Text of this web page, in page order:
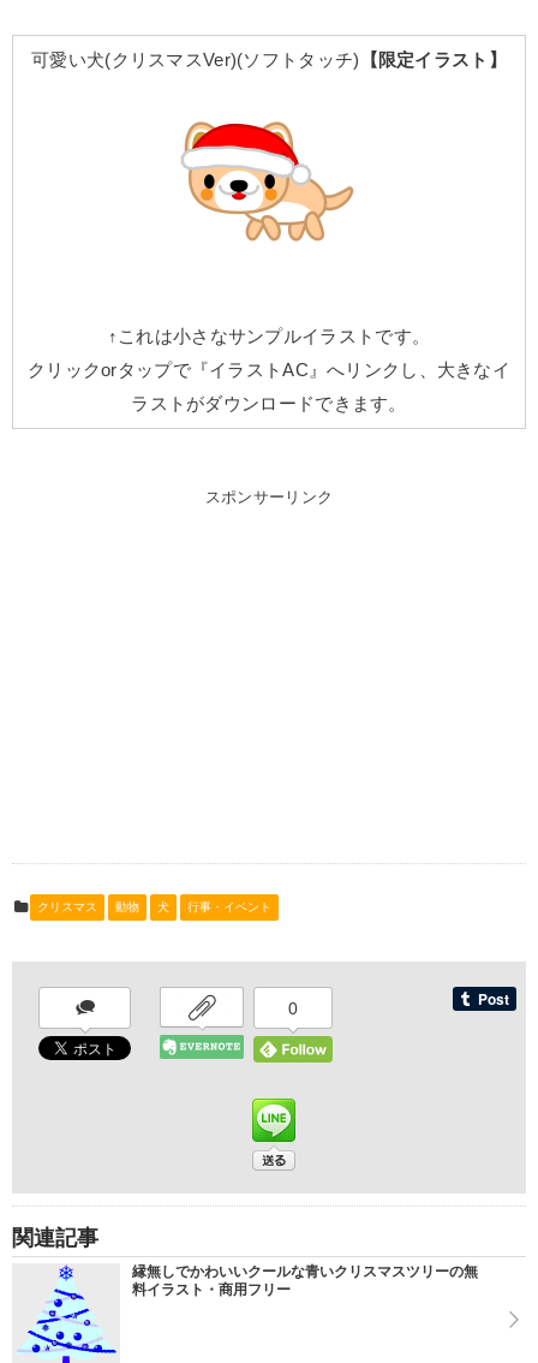
可愛い犬(クリスマスVer)(ソフトタッチ) 【限定イラスト】
↑これは小さなサンプルイラストです。
クリックorタップで『イラストAC』へリンクし、大きなイ
ラストがダウンロードできます。
スポンサーリンク
クリスマス 動物 犬 行事・イベント
0
関連記事
縁無しでかわいいクールな青いクリスマスツリーの無
料イラスト・商用フリー